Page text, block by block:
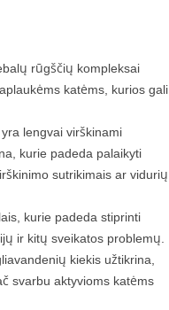
rūgščių kompleksai
katėms, kurios gali
yra lengvai virškinami
kurie padeda palaikyti
sutrikimais ar vidurių
kurie padeda stiprinti
ir kitų sveikatos problemų.
kiekis užtikrina,
svarbu aktyvioms katėms